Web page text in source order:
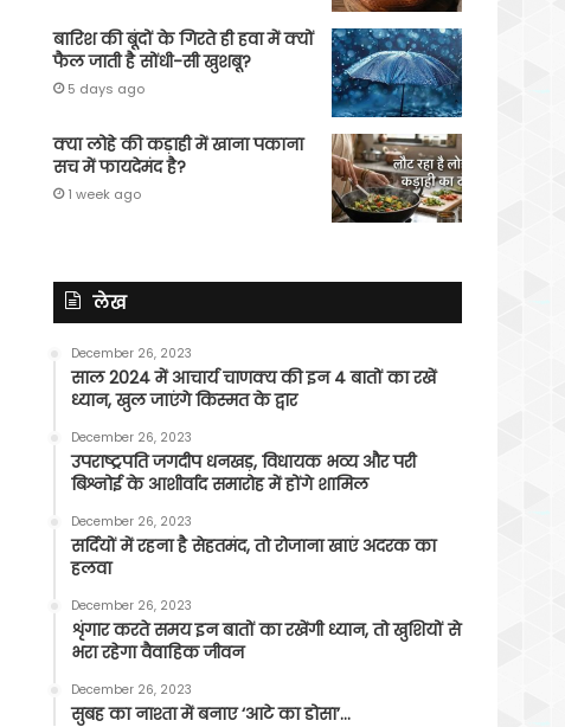
बारिश की बूंदों के गिरते ही हवा में क्यों
फैल जाती है सोंधी-सी खुशबू?
5 days ago
क्या लोहे की कड़ाही में खाना पकाना
सच में फायदेमंद है?
1 week ago
लेख
December 26, 2023
साल 2024 में आचार्य चाणक्य की इन 4 बातों का रखें
ध्यान, खुल जाएंगे किस्मत के द्वार
December 26, 2023
उपराष्ट्रपति जगदीप धनखड़, विधायक भव्य और परी
बिश्नोई के आशीर्वाद समारोह में होंगे शामिल
December 26, 2023
सर्दियों में रहना है सेहतमंद, तो रोजाना खाएं अदरक का
हलवा
December 26, 2023
शृंगार करते समय इन बातों का रखेंगी ध्यान, तो खुशियों से
भरा रहेगा वैवाहिक जीवन
December 26, 2023
सुबह का नाश्ता में बनाए ‘आटे का डोसा’…